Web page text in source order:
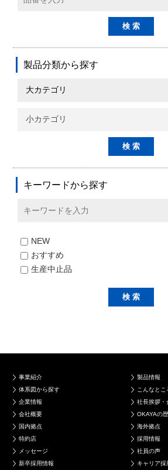
製品分類から探す
キーワードから探す
NEW
おすすめ
生産中止品
事業紹介
製品情報
体系図から探す
こんなとこ
企業情報
社長挨拶・
会社概要
OKAYAの
国内拠点
海外拠点
特約店
採用情報
メッセージ
社員の声
新卒採用情報
キャリア採